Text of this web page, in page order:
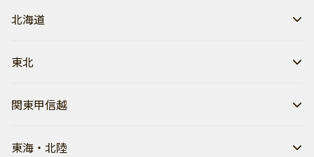
北海道
東北
関東甲信越
東海・北陸